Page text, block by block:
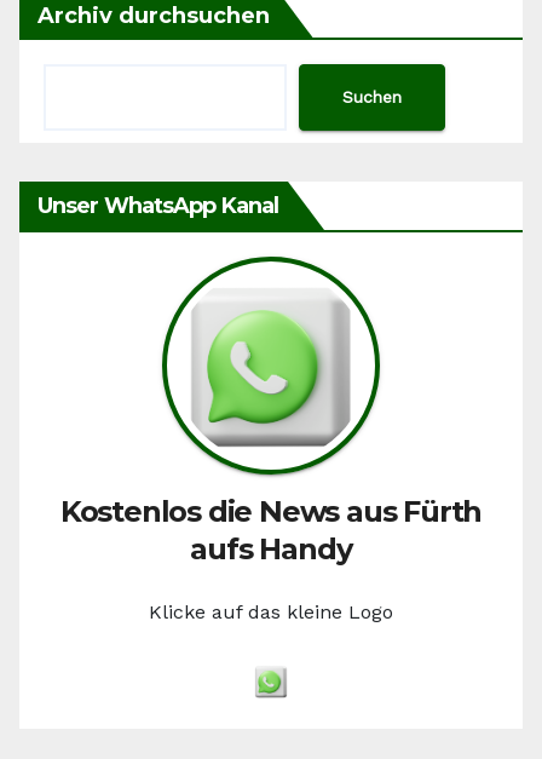
Archiv durchsuchen
Suchen
Unser WhatsApp Kanal
Kostenlos die News aus Fürth
aufs Handy
Klicke auf das kleine Logo